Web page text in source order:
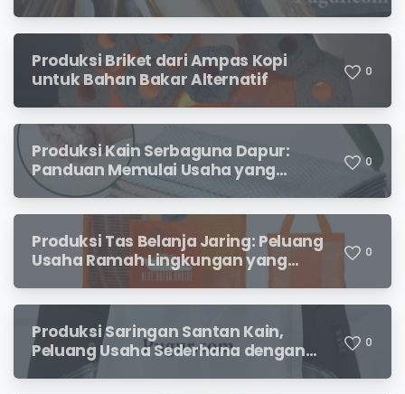
Kreatif Bernilai Jual
Produksi Briket dari Ampas Kopi
untuk Bahan Bakar Alternatif
0
Produksi Kain Serbaguna Dapur:
Panduan Memulai Usaha yang
Menjanjikan untuk Pebisnis Pemula
0
Produksi Tas Belanja Jaring: Peluang
Usaha Ramah Lingkungan yang
0
Produksi Saringan Santan Kain,
Peluang Usaha Sederhana dengan
Permintaan yang Terus Meningkat
0